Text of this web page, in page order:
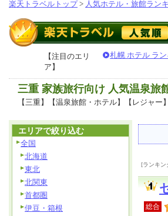
楽天トラベルトップ> 人気ホテル・旅館ラン
【注目のエリ
ア】
札幌 ホテル ラ
三重 家族旅行向け 人気温泉旅
【三重】【温泉旅館・ホテル】【レジャー
[ランキン
総合
エリアで絞り込む
全国
北海道
東北
北関東
首都圏
伊豆・箱根